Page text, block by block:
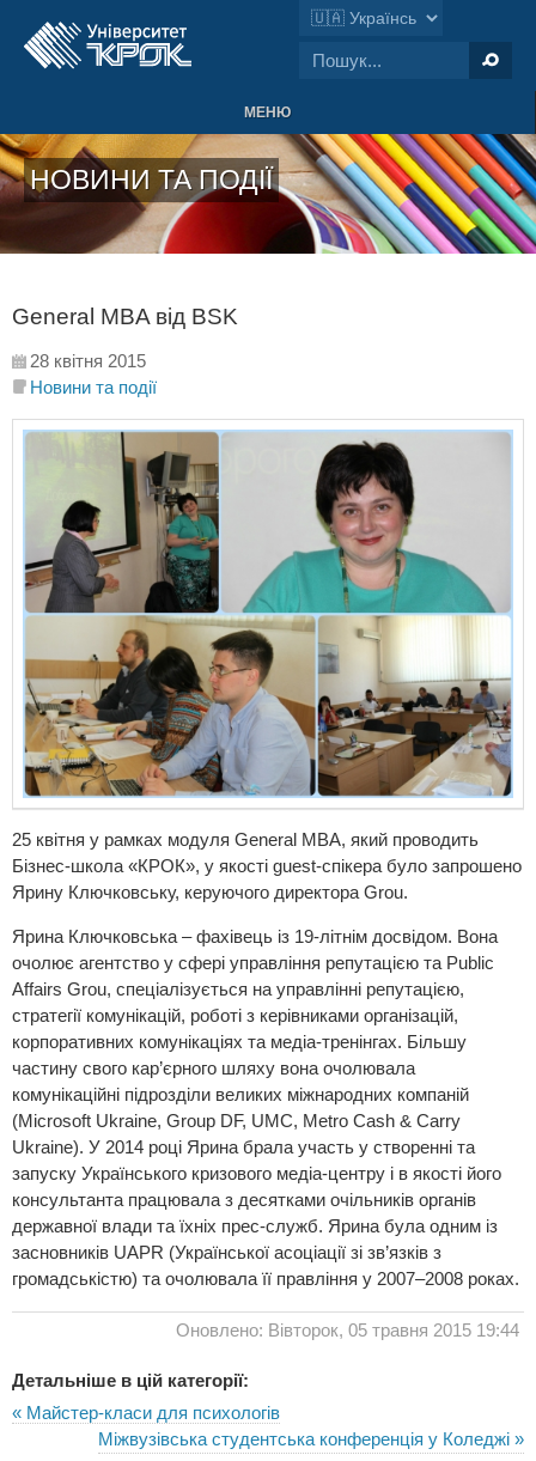
МЕНЮ
НОВИНИ ТА ПОДІЇ
General MBA від BSK
28 квітня 2015
Новини та події
25 квітня у рамках модуля General MBA, який проводить
Бізнес-школа «КРОК», у якості guest-спікера було запрошено
Ярину Ключковську, керуючого директора Grou.
Ярина Ключковська – фахівець із 19-літнім досвідом. Вона
очолює агентство у сфері управління репутацією та Public
Affairs Grou, спеціалізується на управлінні репутацією,
стратегії комунікацій, роботі з керівниками організацій,
корпоративних комунікаціях та медіа-тренінгах. Більшу
частину свого кар’єрного шляху вона очолювала
комунікаційні підрозділи великих міжнародних компаній
(Microsoft Ukraine, Group DF, UMC, Metro Cash & Carry
Ukraine). У 2014 році Ярина брала участь у створенні та
запуску Українського кризового медіа-центру і в якості його
консультанта працювала з десятками очільників органів
державної влади та їхніх прес-служб. Ярина була одним із
засновників UAPR (Української асоціації зі зв’язків з
громадськістю) та очолювала її правління у 2007–2008 роках.
Оновлено: Вівторок, 05 травня 2015 19:44
Детальніше в цій категорії:
« Майстер-класи для психологів
Міжвузівська студентська конференція у Коледжі »